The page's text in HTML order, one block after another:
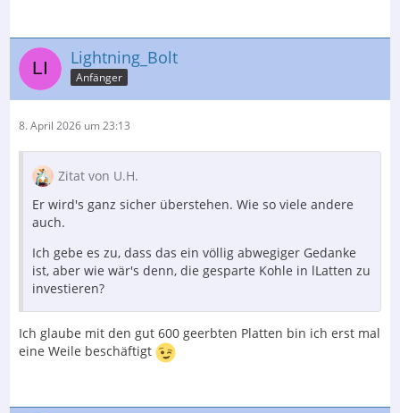
Lightning_Bolt
Anfänger
8. April 2026 um 23:13
Zitat von U.H.
Er wird's ganz sicher überstehen. Wie so viele andere
auch.
Ich gebe es zu, dass das ein völlig abwegiger Gedanke
ist, aber wie wär's denn, die gesparte Kohle in lLatten zu
investieren?
Ich glaube mit den gut 600 geerbten Platten bin ich erst mal
eine Weile beschäftigt